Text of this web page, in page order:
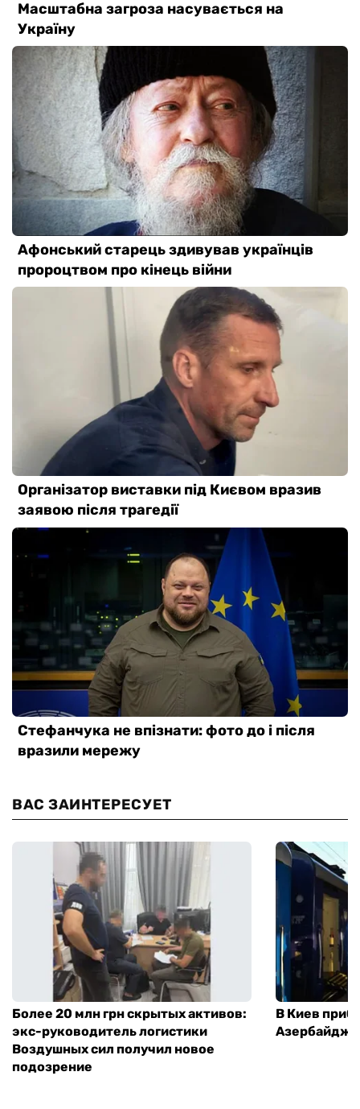
ВАС ЗАИНТЕРЕСУЕТ
Более 20 млн грн скрытых активов:
экс-руководитель логистики
Воздушных сил получил новое
подозрение
В Киев